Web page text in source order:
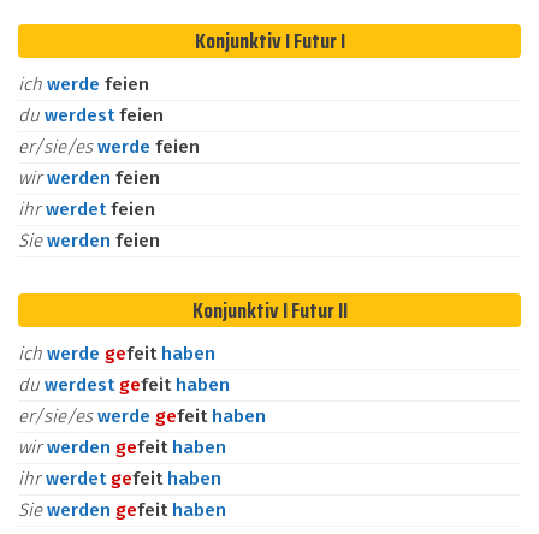
Konjunktiv I Futur I
ich werde feien
du werdestfeien
er/sie/eswerde feien
wirwerden feien
ihrwerdetfeien
Siewerden feien
Konjunktiv I Futur II
ich werde gefeit haben
du werdest gefeit haben
er/sie/eswerde gefeit haben
wirwerden gefeit haben
ihrwerdet gefeit haben
Siewerden gefeit haben